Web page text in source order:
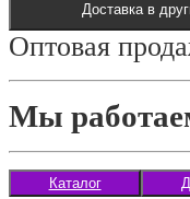
Доставка в
Оптовая
Мы
Каталог